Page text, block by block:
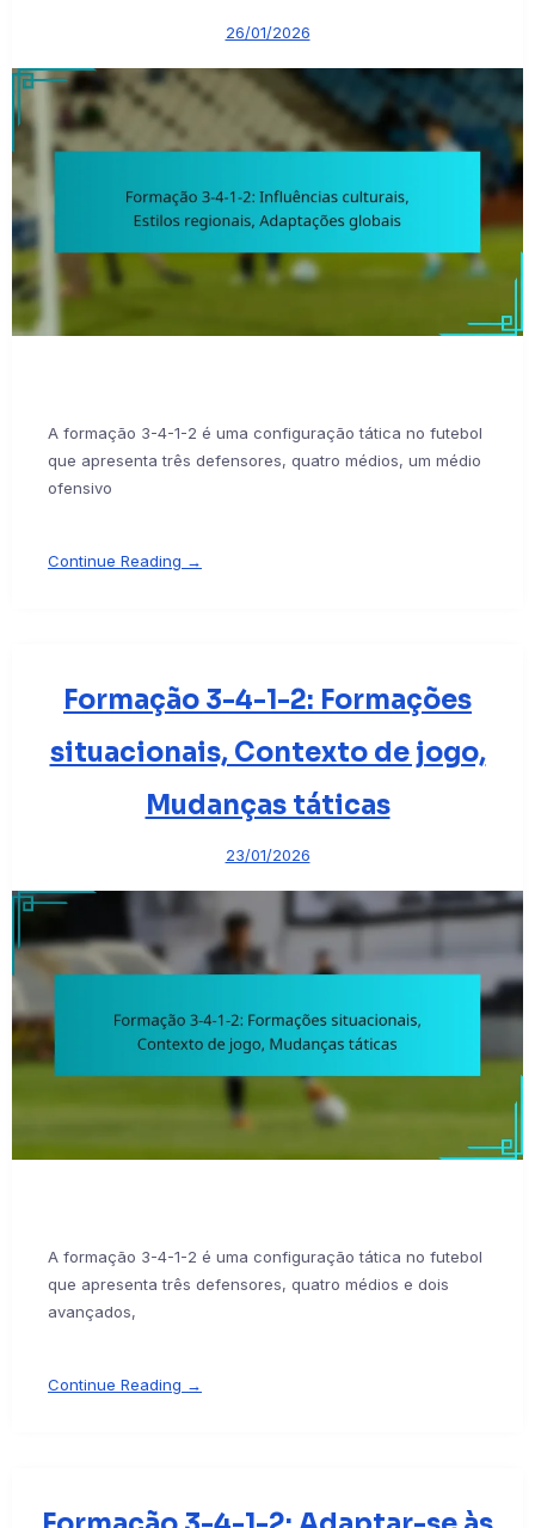
26/01/2026
A formação 3-4-1-2 é uma configuração tática no futebol
que apresenta três defensores, quatro médios, um médio
ofensivo
Continue Reading →
Formação 3-4-1-2: Formações
situacionais, Contexto de jogo,
Mudanças táticas
23/01/2026
A formação 3-4-1-2 é uma configuração tática no futebol
que apresenta três defensores, quatro médios e dois
avançados,
Continue Reading →